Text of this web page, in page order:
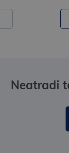
Neatradi